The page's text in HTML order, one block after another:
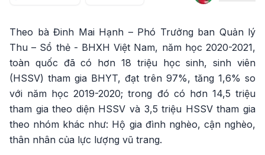
Theo bà Đinh Mai Hạnh – Phó Trưởng ban Quản lý
Thu – Sổ thẻ - BHXH Việt Nam, năm học 2020-2021,
toàn quốc đã có hơn 18 triệu học sinh, sinh viên
(HSSV) tham gia BHYT, đạt trên 97%, tăng 1,6% so
với năm học 2019-2020; trong đó có hơn 14,5 triệu
tham gia theo diện HSSV và 3,5 triệu HSSV tham gia
theo nhóm khác như: Hộ gia đình nghèo, cận nghèo,
thân nhân của lực lượng vũ trang.